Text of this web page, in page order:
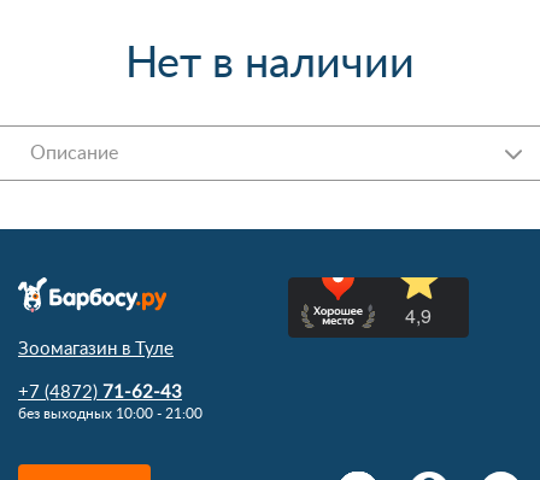
Нет в наличии
Описание
Зоомагазин в Туле
+7 (4872) 71-62-43
без выходных 10:00 - 21:00